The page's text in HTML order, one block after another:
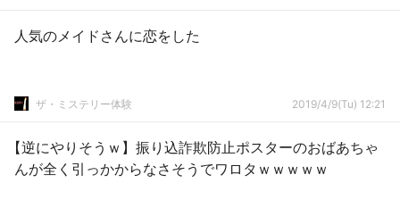
人気のメイドさんに恋をした
ザ・ミステリー体験 2019/4/9(Tu) 12:21
【逆にやりそうｗ】振り込詐欺防止ポスターのおばあちゃ
んが全く引っかからなさそうでワロタｗｗｗｗｗ